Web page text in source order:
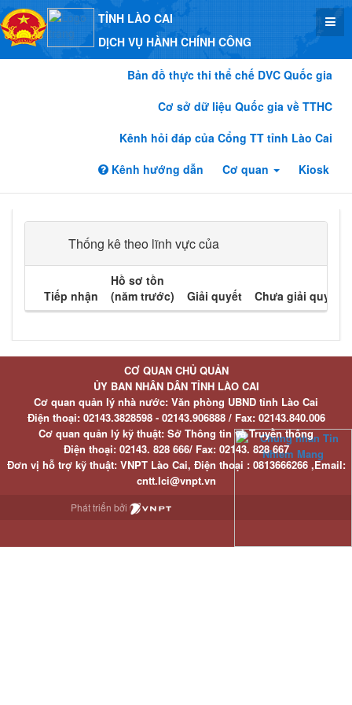
TỈNH LÀO CAI
DỊCH VỤ HÀNH CHÍNH CÔNG
Bản đồ thực thi thể chế DVC Quốc gia
Cơ sở dữ liệu Quốc gia về TTHC
Kênh hỏi đáp của Cổng TT tỉnh Lào Cai
Kênh hướng dẫn
Cơ quan Kiosk
Thống kê theo lĩnh vực của
Tiếp nhận
Hồ sơ tồn
(năm trước)
Giải quyết Chưa giải quyết
CƠ QUAN CHỦ QUẢN
ỦY BAN NHÂN DÂN TỈNH LÀO CAI
Cơ quan quản lý nhà nước: Văn phòng UBND tỉnh Lào Cai
Điện thoại:02143.3828598 - 02143.906888 / Fax:02143.840.006
Cơ quan quản lý kỹ thuật: Sở Thông tin và Truyền thông
Điện thoại:02143. 828 666/ Fax:02143. 828 667
Đơn vị hỗ trợ kỹ thuật: VNPT Lào Cai, Điện thoại : 0813666266 ,Email:
cntt.lci@vnpt.vn
Phát triển bởi